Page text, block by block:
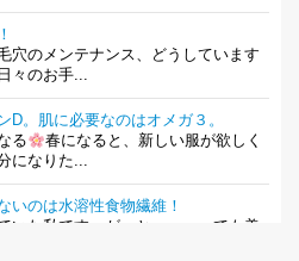
穴のメンテナンス、どうしています
々のお手...
。肌に必要なのはオメガ３。
る
春になると、新しい服が欲しく
になりた...
いのは水溶性食物繊維！
いた私です。が、と〜〜〜っても美